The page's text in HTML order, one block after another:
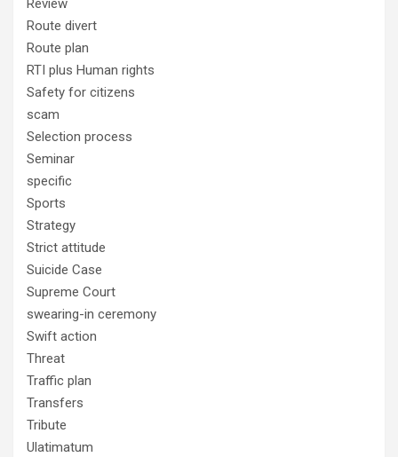
Review
Route divert
Route plan
RTI plus Human rights
Safety for citizens
scam
Selection process
Seminar
specific
Sports
Strategy
Strict attitude
Suicide Case
Supreme Court
swearing-in ceremony
Swift action
Threat
Traffic plan
Transfers
Tribute
Ulatimatum